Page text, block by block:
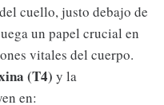
cuello, justo debajo de
un papel crucial en
vitales del cuerpo.
(T4) y la
en: